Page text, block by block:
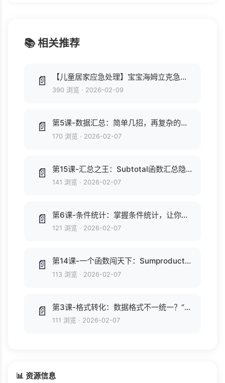
📚 相关推荐
📄 【儿童居家应急处理】宝宝海姆立克急救法.mp4
390 浏览 · 2026-02-09
📄 第5课-数据汇总：简单几招，再复杂的数据也立刻一目了然.mp4
170 浏览 · 2026-02-07
📄 第15课-汇总之王：Subtotal函数汇总隐藏报表，一专多能，游刃有余.mp4
141 浏览 · 2026-02-07
📄 第6课-条件统计：掌握条件统计，让你透过数据直达本质.mp4
121 浏览 · 2026-02-07
📄 第14课-一个函数闯天下：Sumproduct函数强大到你想象不到.mp4
113 浏览 · 2026-02-07
📄 第3课-格式转化：数据格式不一统一？“唰”一下瞬间自动规范.mp4
111 浏览 · 2026-02-07
📊 资源信息